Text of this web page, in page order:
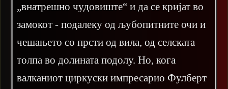
„внатрешно чудовиште“ и да се кријат во
замокот - подалеку од љубопитните очи и
чешањето со прсти од вила, од селската
толпа во долината подолу. Но, кога
валканиот циркуски импресарио Фулберт